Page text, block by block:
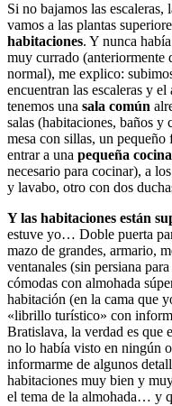
Si no bajamos las escaleras,
vamos a las plantas
habitaciones. Y nunca
muy currado (anteriormente
normal), me explico:
encuentran las escaleras y
tenemos una sala común
salas (habitaciones, baños y
mesa con sillas, un
entrar a una pequeña cocina
necesario para cocinar), a los
y lavabo, otro con dos
Y las habitaciones están
estuve yo… Doble puerta
mazo de grandes, armario,
ventanales (sin persiana
cómodas con almohada
habitación (en la cama que
«librillo turístico» con
Bratislava, la verdad es que
no lo había visto en ningún
informarme de algunos
habitaciones muy bien y
el tema de la almohada… y